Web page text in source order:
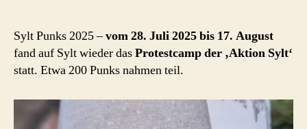
Sylt Punks 2025 –vom 28. Juli 2025 bis 17. August
fand auf Sylt wieder dasProtestcamp der ‚Aktion Sylt‘
statt. Etwa 200 Punks nahmen teil.